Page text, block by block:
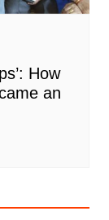
How
an